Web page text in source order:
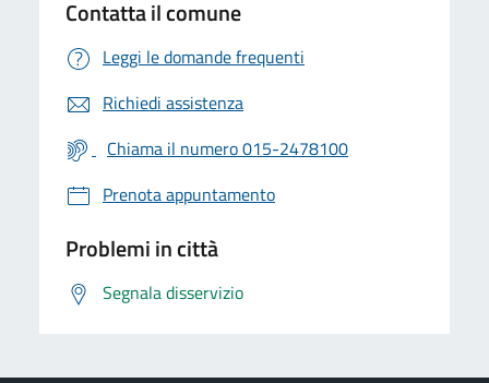
Contatta il comune
Leggi le domande frequenti
Richiedi assistenza
Chiama il numero 015-2478100
Prenota appuntamento
Problemi in città
Segnala disservizio